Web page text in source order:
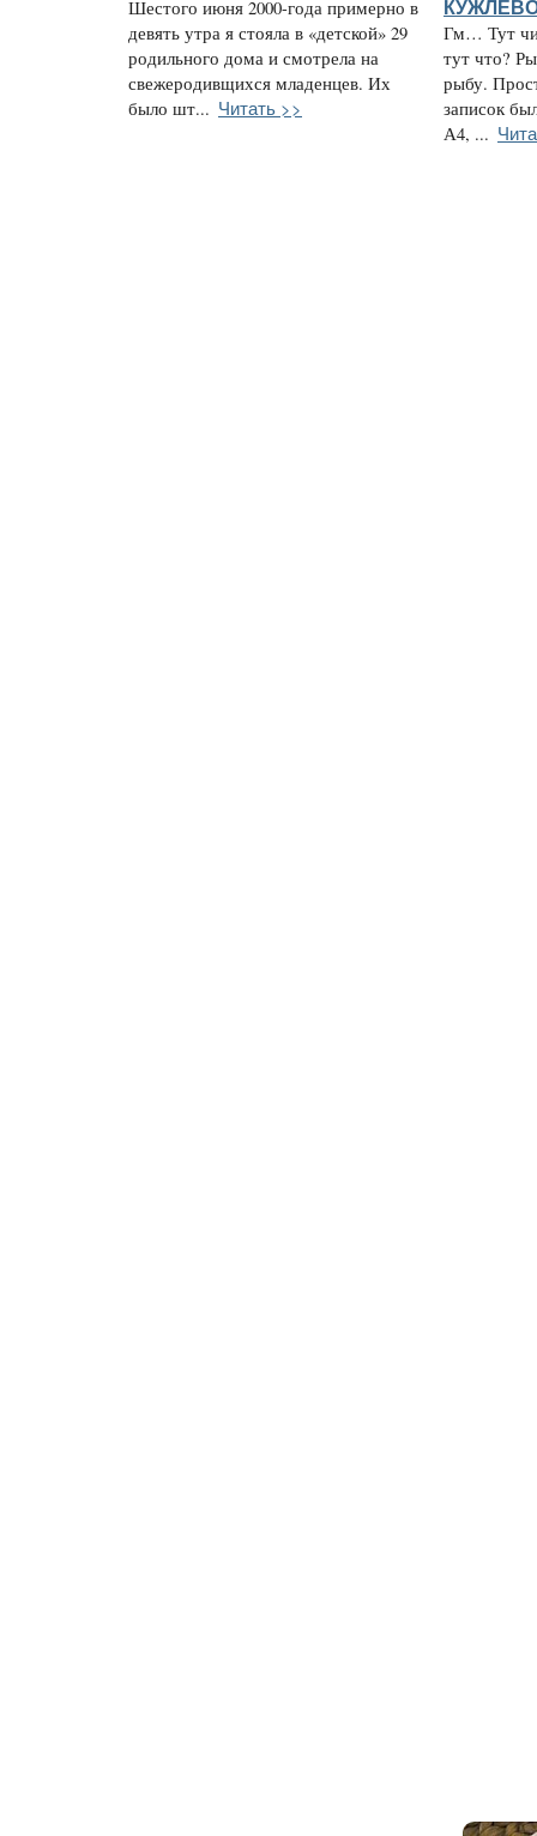
Шестого июня 2000-года примерно в
девять утра я стояла в «детской» 29
родильного дома и смотрела на
свежеродивщихся младенцев. Их
было шт... Читать >>
Гм… Тут
тут что?
рыбу.
записок
А4, ...